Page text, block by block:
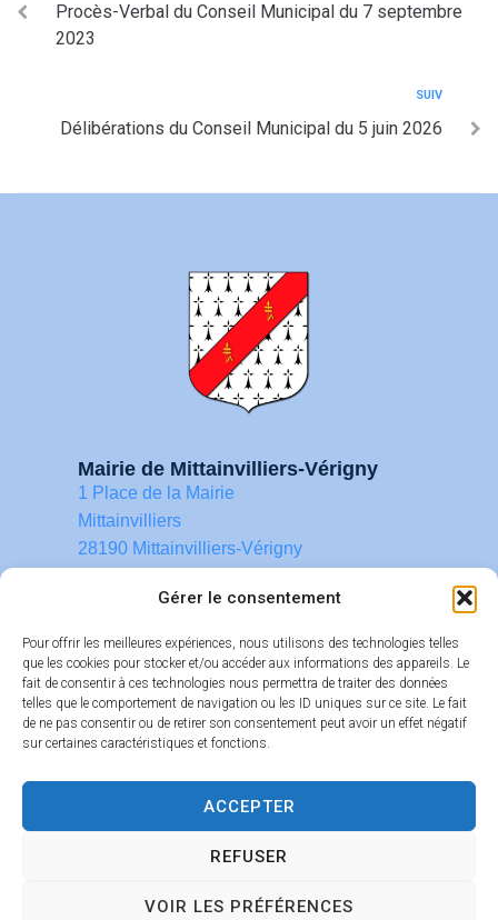
Gérer le consentement
Pour offrir les meilleures expériences, nous utilisons des technologies telles
que les cookies pour stocker et/ou accéder aux informations des appareils. Le
fait de consentir à ces technologies nous permettra de traiter des données
telles que le comportement de navigation ou les ID uniques sur ce site. Le fait
de ne pas consentir ou de retirer son consentement peut avoir un effet négatif
sur certaines caractéristiques et fonctions.
ACCEPTER
REFUSER
VOIR LES PRÉFÉRENCES
Procès-Verbal du Conseil Municipal du 7 septembre
2023
SUIV
Délibérations du Conseil Municipal du 5 juin 2026
Mairie de Mittainvilliers-Vérigny
1 Place de la Mairie
Mittainvilliers
28190 Mittainvilliers-Vérigny
02 37 22 48 06
Horaires d’ouverture
Lundi : 14h-18h
Mardi : 14h-19h
Confidentialité Mentions légales